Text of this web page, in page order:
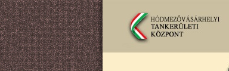
Ugrás a tartalomra